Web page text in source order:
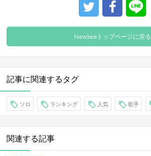
NewSeeトップページに戻る
記事に関連するタグ
ソロ ランキング 人気 歌手
関連する記事